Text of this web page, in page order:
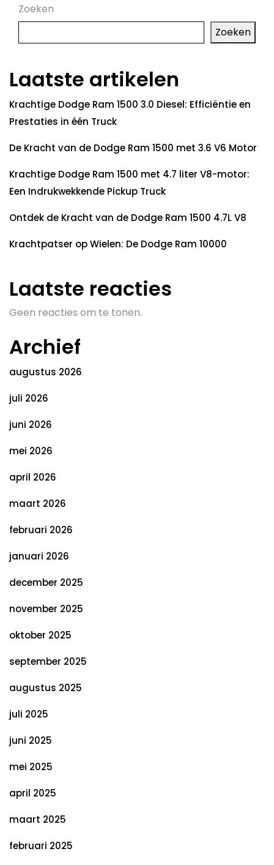
Zoeken
Zoeken
Laatste artikelen
Krachtige Dodge Ram 1500 3.0 Diesel: Efficiëntie en
Prestaties in één Truck
De Kracht van de Dodge Ram 1500 met 3.6 V6 Motor
Krachtige Dodge Ram 1500 met 4.7 liter V8-motor:
Een Indrukwekkende Pickup Truck
Ontdek de Kracht van de Dodge Ram 1500 4.7L V8
Krachtpatser op Wielen: De Dodge Ram 10000
Laatste reacties
Geen reacties om te tonen.
Archief
augustus 2026
juli 2026
juni 2026
mei 2026
april 2026
maart 2026
februari 2026
januari 2026
december 2025
november 2025
oktober 2025
september 2025
augustus 2025
juli 2025
juni 2025
mei 2025
april 2025
maart 2025
februari 2025